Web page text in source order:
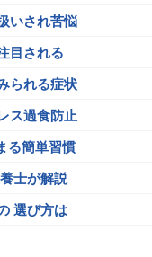
いされ苦悩
目される
られる症状
ス過食防止
る簡単習慣
士が解説
選び方は